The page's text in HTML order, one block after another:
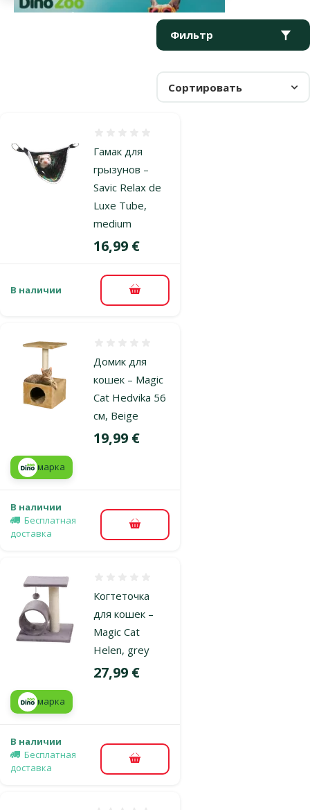
Фильтр
Сортировать
Продукты в категории Спальные места для хорьков
Гамак для
грызунов –
Savic Relax de
Luxe Tube,
medium
Цена
16,99 €
В наличии В корзину
Домик для
кошек – Magic
Cat Hedvika 56
см, Beige
Цена
19,99 €
марка
В наличии
Бесплатная
доставка
В корзину
Когтеточка
для кошек –
Magic Cat
Helen, grey
Цена
27,99 €
марка
В наличии
Бесплатная
доставка
В корзину